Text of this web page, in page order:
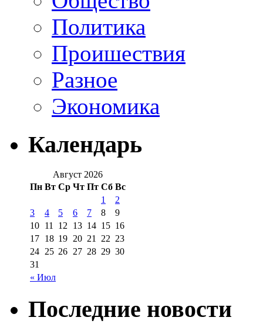
Политика
Проишествия
Разное
Экономика
Календарь
Август 2026
Пн Вт Ср Чт Пт Сб Вс
« Июл
1
2
3
4 5 6 7 8
9
10 11 12 13 14 15 16
17 18 19 20 21 22 23
24 25 26 27 28 29 30
31
Последние новости